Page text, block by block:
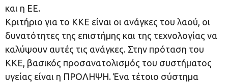
και η ΕΕ.
Κριτήριο για το ΚΚΕ είναι οι ανάγκες του λαού, οι
δυνατότητες της επιστήμης και της τεχνολογίας να
καλύψουν αυτές τις ανάγκες. Στην πρόταση του
ΚΚΕ, βασικός προσανατολισμός του συστήματος
υγείας είναι η ΠΡΟΛΗΨΗ. Ένα τέτοιο σύστημα